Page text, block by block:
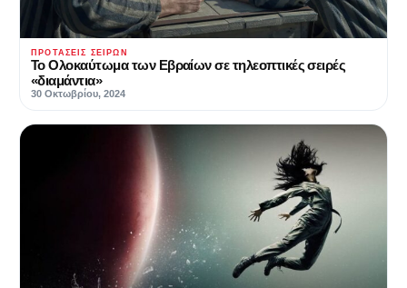
ΠΡΟΤΆΣΕΙΣ ΣΕΙΡΏΝ
Το Ολοκαύτωμα των Εβραίων σε τηλεοπτικές σειρές
«διαμάντια»
30 Οκτωβρίου, 2024